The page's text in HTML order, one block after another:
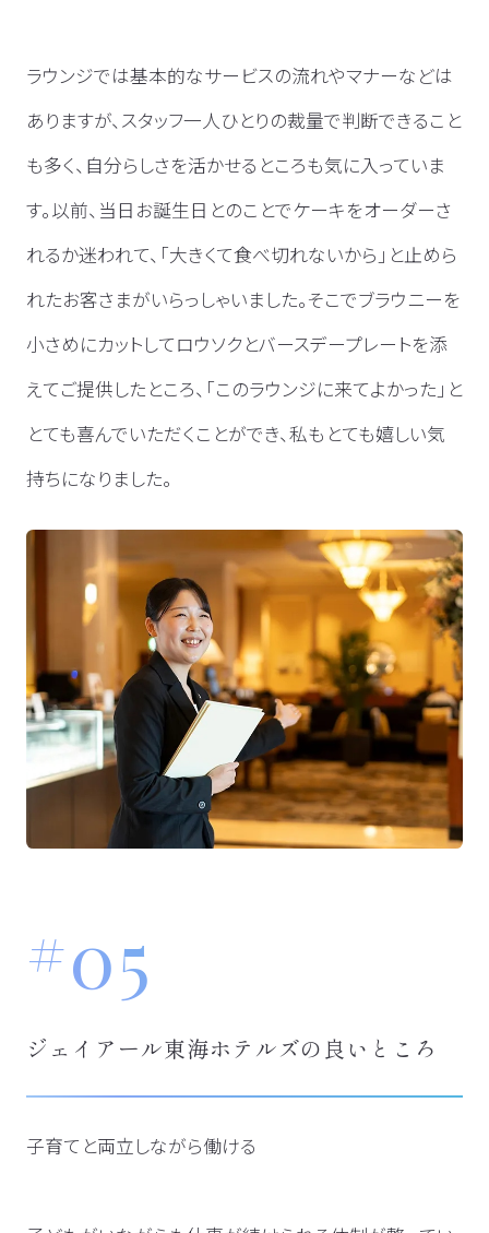
ラウンジでは基本的なサービスの流れやマナーなどは
ありますが、スタッフ一人ひとりの裁量で判断できること
も多く、自分らしさを活かせるところも気に入っていま
す。以前、当日お誕生日とのことでケーキをオーダーさ
れるか迷われて、「大きくて食べ切れないから」と止めら
れたお客さまがいらっしゃいました。そこでブラウニーを
小さめにカットしてロウソクとバースデープレートを添
えてご提供したところ、「このラウンジに来てよかった」と
とても喜んでいただくことができ、私もとても嬉しい気
持ちになりました。
05
ジェイアール東海ホテルズの良いところ
子育てと両立しながら働ける